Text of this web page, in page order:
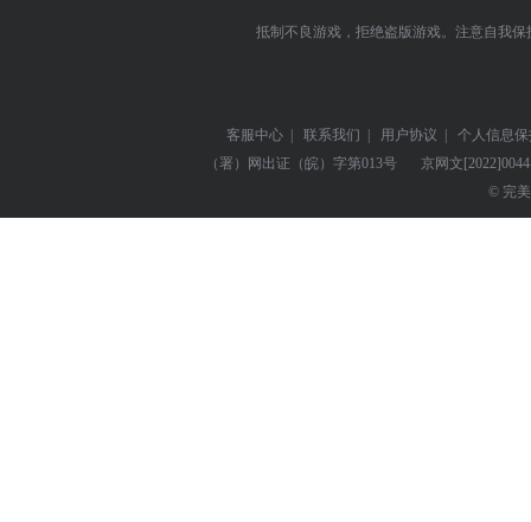
抵制不良游戏，拒绝盗版游戏。注意自我
客服中心 | 联系我们 | 用户协议 |
个人信息
（署）网出证（皖）字第013号
京网文
© 完美